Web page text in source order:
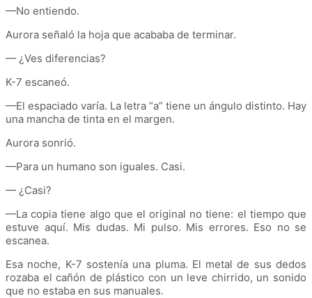
—No entiendo.
Aurora señaló la hoja que acababa de terminar.
— ¿Ves diferencias?
K-7 escaneó.
—El espaciado varía. La letra “a” tiene un ángulo distinto. Hay
una mancha de tinta en el margen.
Aurora sonrió.
—Para un humano son iguales. Casi.
— ¿Casi?
—La copia tiene algo que el original no tiene: el tiempo que
estuve aquí. Mis dudas. Mi pulso. Mis errores. Eso no se
escanea.
Esa noche, K-7 sostenía una pluma. El metal de sus dedos
rozaba el cañón de plástico con un leve chirrido, un sonido
que no estaba en sus manuales.